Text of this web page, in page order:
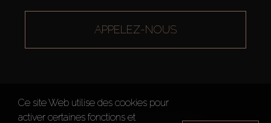
APPELEZ-NOUS
AX CAPITAL ©2026 Tous droits réservés
Ce site Web utilise des cookies pour
activer certaines fonctions et